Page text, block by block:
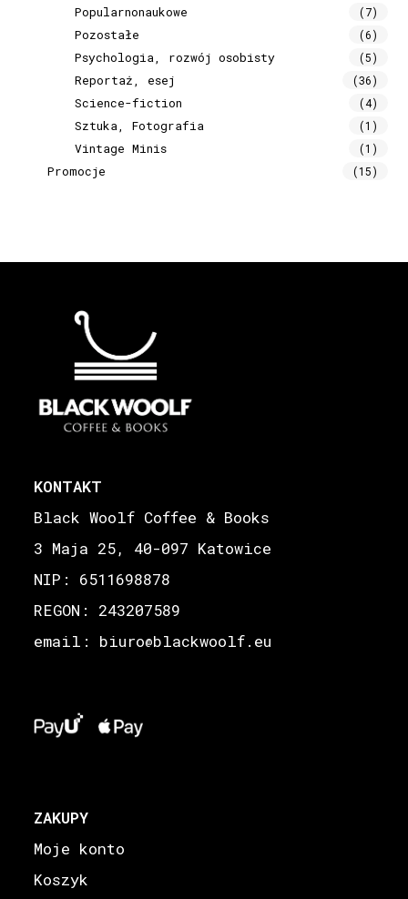
Popularnonaukowe (7)
Pozostałe (6)
Psychologia, rozwój osobisty (5)
Reportaż, esej (36)
Science-fiction (4)
Sztuka, Fotografia (1)
Vintage Minis (1)
Promocje (15)
KONTAKT
Black Woolf Coffee & Books
3 Maja 25, 40-097 Katowice
NIP: 6511698878
REGON: 243207589
email: biuro@blackwoolf.eu
ZAKUPY
Moje konto
Koszyk